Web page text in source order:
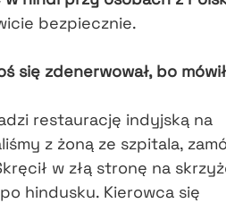
bezpiecznie.
się zdenerwował, bo
restaurację indyjską na
z żoną ze szpitala,
w złą stronę na
hindusku. Kierowca się